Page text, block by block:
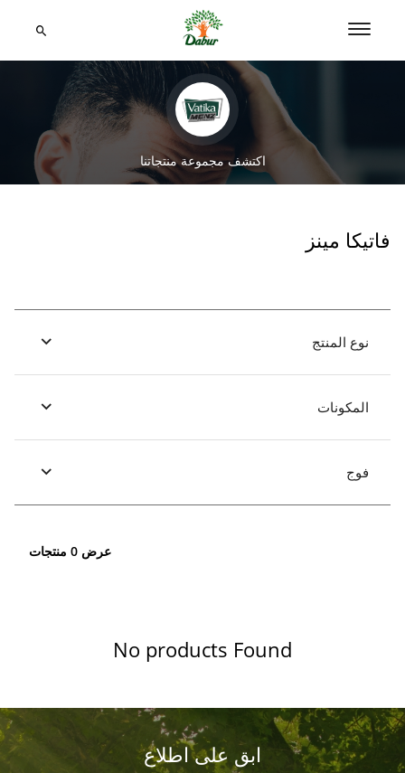
اكتشف مجموعة منتجاتنا
فاتيكا مينز
نوع المنتج
المكونات
فوج
عرض 0 منتجات
No products Found
ابق على اطلاع